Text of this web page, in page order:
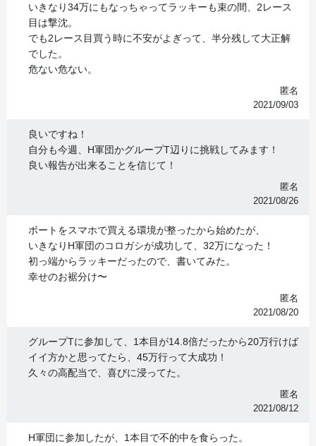
いきなり34万にもなっちゃってラッキーも束の間、2レース
目は撃沈。
でも2レース目買う時に不安がよぎって、半分残して大正解
でした。
危ない危ない。
匿名
2021/09/03
良いですね！
自分も今週、H軍団かグループT辺りに挑戦してみます！
良い報告が出来ることを信じて！
匿名
2021/08/26
ボートをスマホで買える環境が整ったから始めたが、
いきなりH軍団のコロガシが成功して、32万になった！
初っ端からラッキーだったので、書いてみた。
幸せのお裾分け〜
匿名
2021/08/20
グループTに参加して、1本目が14.8倍だったから20万行けば
イイ方かと思ってたら、45万行って大成功！
久々の高配当で、喜びに浸ってた。
匿名
2021/08/12
H軍団に参加したが、1本目で不的中を食らった。